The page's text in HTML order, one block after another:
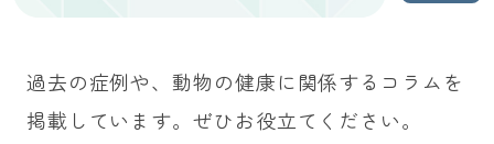
過去の症例や、動物の健康に関係するコラムを
掲載しています。ぜひお役立てください。